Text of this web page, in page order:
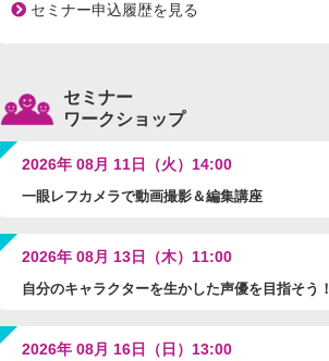
セミナー申込履歴を見る
セミナー
ワークショップ
2026年 08月 11日（火）14:00
一眼レフカメラで動画撮影＆編集講座
2026年 08月 13日（木）11:00
自分のキャラクターを生かした声優を目指そう！
2026年 08月 16日（日）13:00